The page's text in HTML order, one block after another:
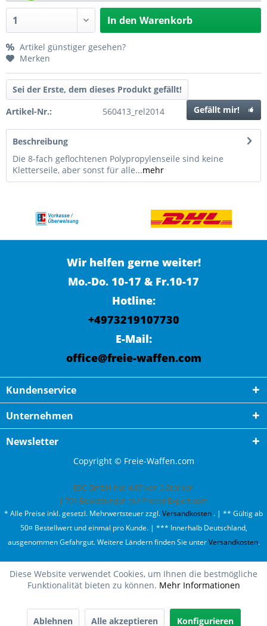
In den Warenkorb
Artikel günstiger gesehen?
Merken
Sei der Erste, dem dieses Produkt gefällt!
Gefällt mir!
Artikel-Nr.: 560413_rel2014
Beschreibung
Die 8-fach geflochtenen Polypropylenseile sind keine
Kletterseile, aber sonst für alle...mehr
Wir helfen gerne weiter!
Mo.-Do. 10-17 & Fr.10-17
Hotline:
+4973219107730
E-Mail:
office@freie-waffen.com
Kundenservice
Unternehmen
Newsletter
Copyright © Freie-Waffen.com
ESC GmbH hat 4,87von 5Sternen
| 791 Bewertungen auf ProvenExpert.com
* Alle Preise inkl. gesetzl. Mehrwertsteuer zzgl.Versandkosten . | ** Gültig ab
50¤ Bestellwert und einmal pro Kunde. | *** Innerhalb Deutschland,
ausgenommen Gefahrgut. Weitere Ländern finden Sie unterVersandkosten.
Diese Website verwendet Cookies, um Ihnen die bestmögliche
Funktionalität bieten zu können. Mehr Informationen
Ablehnen Alle akzeptieren Konfigurieren